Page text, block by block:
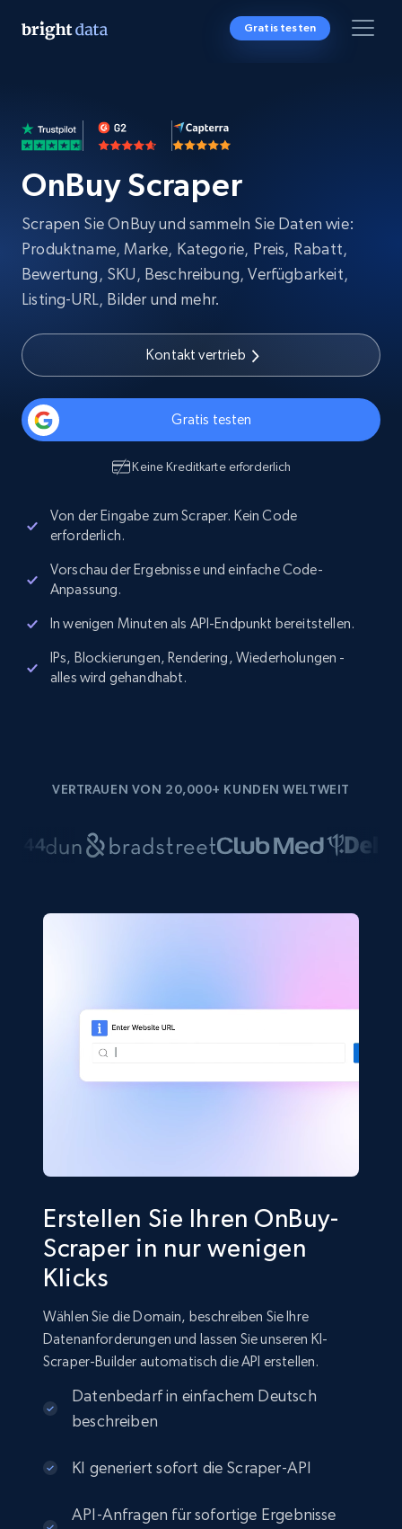
Gratis testen
OnBuy Scraper
Scrapen Sie OnBuy und sammeln Sie Daten wie:
Produktname, Marke, Kategorie, Preis, Rabatt,
Bewertung, SKU, Beschreibung, Verfügbarkeit,
Listing-URL, Bilder und mehr.
Kontakt vertrieb
Gratis testen
Keine Kreditkarte erforderlich
Von der Eingabe zum Scraper. Kein Code
erforderlich.
Vorschau der Ergebnisse und einfache Code-
Anpassung.
In wenigen Minuten als API-Endpunkt bereitstellen.
IPs, Blockierungen, Rendering, Wiederholungen -
alles wird gehandhabt.
VERTRAUEN VON 20,000+ KUNDEN WELTWEIT
Erstellen Sie Ihren OnBuy-
Scraper in nur wenigen
Klicks
Wählen Sie die Domain, beschreiben Sie Ihre
Datenanforderungen und lassen Sie unseren KI-
Scraper-Builder automatisch die API erstellen.
Datenbedarf in einfachem Deutsch
beschreiben
KI generiert sofort die Scraper-API
API-Anfragen für sofortige Ergebnisse